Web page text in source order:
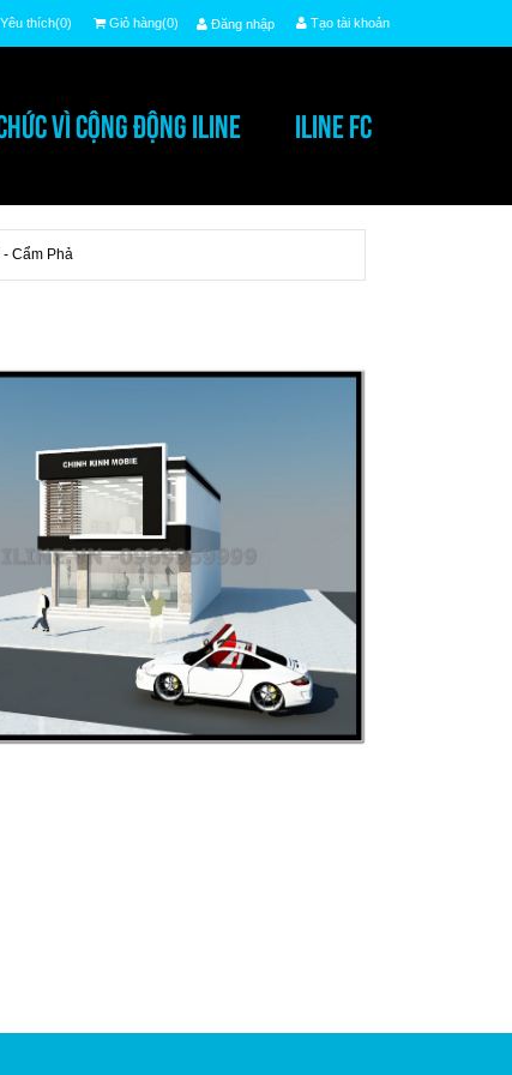
Đăng nhập Tạo tài khoản
Yêu thích(0) Giỏ hàng(0)
VÌ CỘNG ĐỘNG ILINE ILINE FC
Cẩm Phả